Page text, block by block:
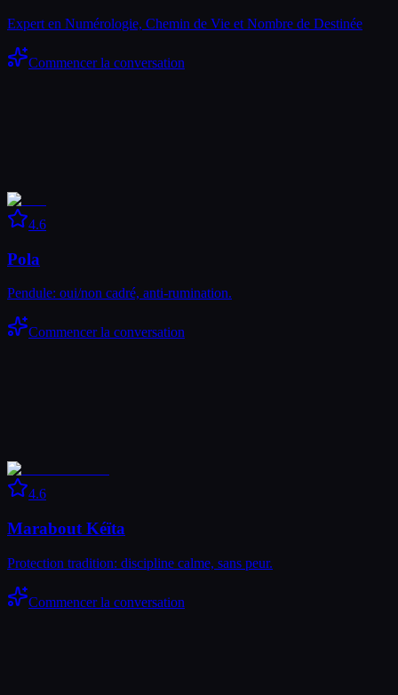
Expert en Numérologie, Chemin de Vie et Nombre de Destinée
Commencer la conversation
4.6
Pola
Pendule: oui/non cadré, anti-rumination.
Commencer la conversation
4.6
Marabout Kéïta
Protection tradition: discipline calme, sans peur.
Commencer la conversation